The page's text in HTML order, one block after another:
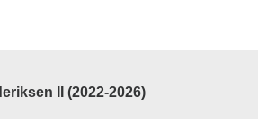
II (2022-2026)